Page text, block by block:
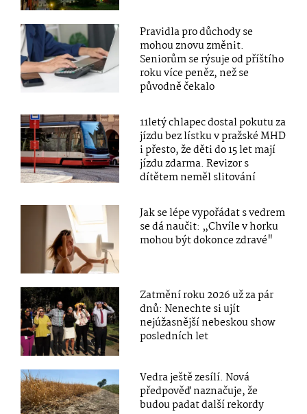
Pravidla pro důchody se
mohou znovu změnit.
Seniorům se rýsuje od příštího
roku více peněz, než se
původně čekalo
11letý chlapec dostal pokutu za
jízdu bez lístku v pražské MHD
i přesto, že děti do 15 let mají
jízdu zdarma. Revizor s
dítětem neměl slitování
Jak se lépe vypořádat s vedrem
se dá naučit: „Chvíle v horku
mohou být dokonce zdravé"
Zatmění roku 2026 už za pár
dnů: Nenechte si ujít
nejúžasnější nebeskou show
posledních let
Vedra ještě zesílí. Nová
předpověď naznačuje, že
budou padat další rekordy